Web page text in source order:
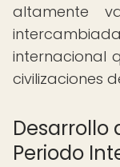
altamente
internacional
civilizaciones
Desarrollo
Periodo